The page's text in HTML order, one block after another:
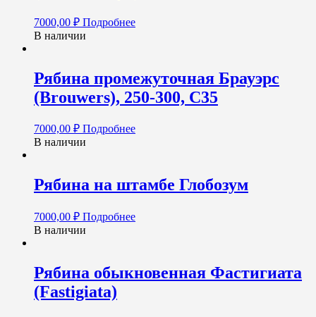
7000,00 ₽ Подробнее
В наличии
Рябина промежуточная Брауэрс
(Brouwers), 250-300, С35
7000,00 ₽ Подробнее
В наличии
Рябина на штамбе Глобозум
7000,00 ₽ Подробнее
В наличии
Рябина обыкновенная Фастигиата
(Fastigiata)